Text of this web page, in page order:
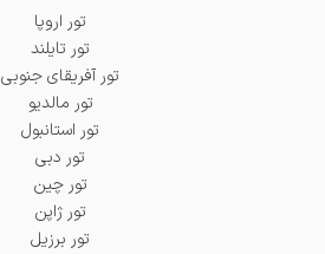
تور اروپا
تور تایلند
تور آفریقای جنوبی
تور مالدیو
تور استانبول
تور دبی
تور چین
تور ژاپن
تور برزیل